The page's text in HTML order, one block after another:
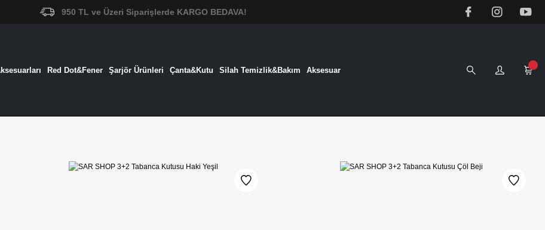
950 TL ve Üzeri Siparişlerde KARGO BEDAVA!
Red Dot&Fener Şarjör Ürünleri Çanta&Kutu Silah Temizlik&Bakım Aksesuar